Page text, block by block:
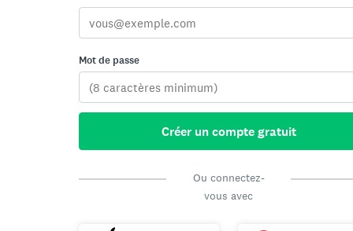
Mot de passe
Créer un compte gratuit
Ou connectez-
vous avec